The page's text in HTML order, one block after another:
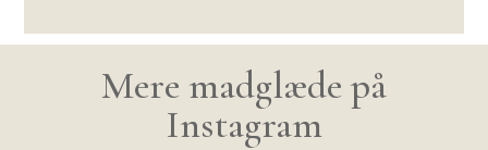
Mere madglæde på
Instagram